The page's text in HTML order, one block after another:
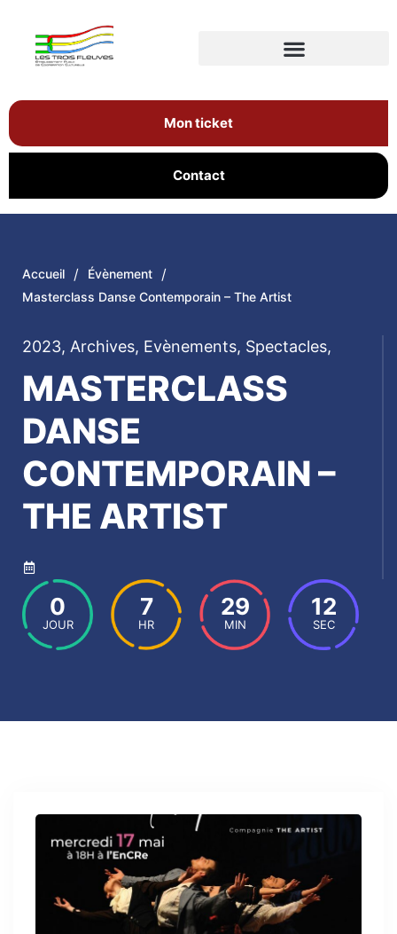
Mon ticket
Contact
Accueil / Évènement /
Masterclass Danse Contemporain – The Artist
2023, Archives, Evènements, Spectacles,
MASTERCLASS
DANSE
CONTEMPORAIN –
THE ARTIST
0
JOUR
7
HR
29
MIN
11
SEC